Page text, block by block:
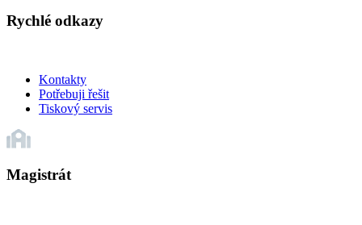
Rychlé odkazy
Kontakty
Potřebuji řešit
Tiskový servis
Magistrát